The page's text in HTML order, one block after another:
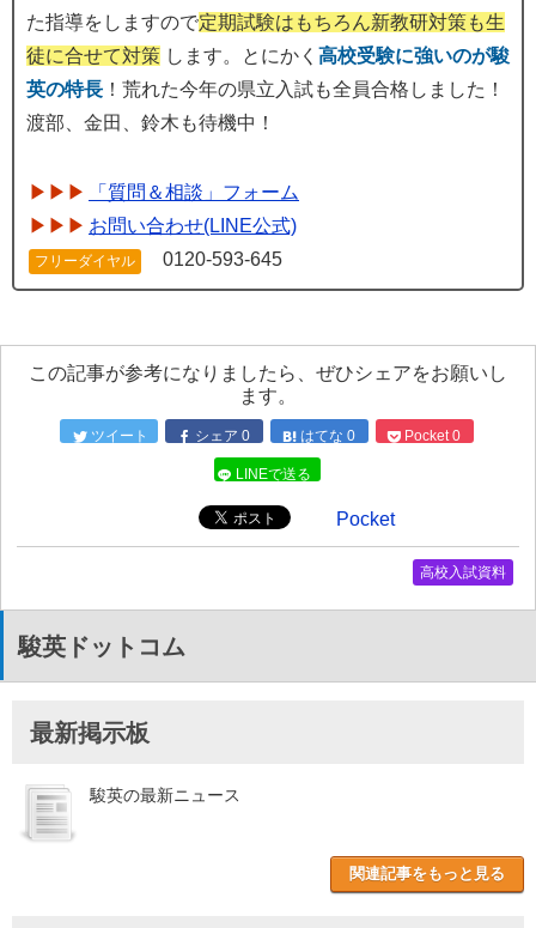
た指導をしますので定期試験はもちろん新教研対策も生
徒に合せて対策 します。とにかく 高校受験に強いのが駿
英の特長 ！荒れた今年の県立入試も全員合格しました！
渡部、金田、鈴木も待機中！
「質問＆相談」フォーム
お問い合わせ(LINE公式)
フリーダイヤル 0120-593-645
この記事が参考になりましたら、ぜひシェアをお願いし
ます。
ツイート シェア 0 はてな 0 Pocket 0
LINEで送る
Pocket
高校入試資料
駿英ドットコム
最新掲示板
駿英の最新ニュース
関連記事をもっと見る